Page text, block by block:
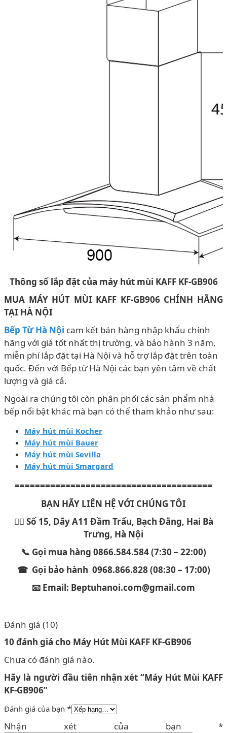
Thông số lắp đặt của máy hút mùi KAFF KF-GB906
MUA MÁY HÚT MÙI KAFF KF-GB906 CHÍNH HÃNG
TẠI HÀ NỘI
Bếp Từ Hà Nội cam kết bán hàng nhập khẩu chính
hãng với giá tốt nhất thị trường, và bảo hành 3 năm,
miễn phí lắp đặt tại Hà Nội và hỗ trợ lắp đặt trên toàn
quốc. Đến với Bếp từ Hà Nội các bạn yên tâm về chất
lượng và giá cả.
Ngoài ra chúng tôi còn phân phối các sản phẩm nhà
bếp nổi bật khác mà bạn có thể tham khảo như sau:
Máy hút mùi Kocher
Máy hút mùi Bauer
Máy hút mùi Sevilla
Máy hút mùi Smargard
=======================================
BẠN HÃY LIÊN HỆ VỚI CHÚNG TÔI
🏳️‍🌈 Số 15, Dãy A11 Đầm Trấu, Bạch Đằng, Hai Bà
Trưng, Hà Nội
📞 Gọi mua hàng 0866.584.584 (7:30 – 22:00)
☎ Gọi bảo hành 0968.866.828 (08:30 – 17:00)
📧 Email: Beptuhanoi.com@gmail.com
Đánh giá (10)
10 đánh giá cho Máy Hút Mùi KAFF KF-GB906
Chưa có đánh giá nào.
Hãy là người đầu tiên nhận xét “Máy Hút Mùi KAFF
KF-GB906”
Đánh giá của bạn *
Nhận xét của bạn *